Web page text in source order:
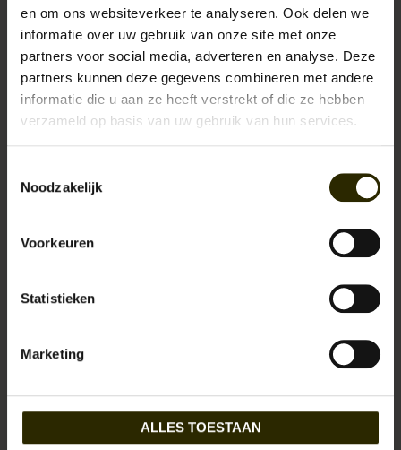
en om ons websiteverkeer te analyseren. Ook delen we
informatie over uw gebruik van onze site met onze
partners voor social media, adverteren en analyse. Deze
partners kunnen deze gegevens combineren met andere
informatie die u aan ze heeft verstrekt of die ze hebben
verzameld op basis van uw gebruik van hun services.
Noodzakelijk
Voorkeuren
Statistieken
Marketing
ALLES TOESTAAN
Stijlvolle Vintage Herentassen voor het Herfst- en Winterseizoen
Herleef de Elegante Herenmode uit de Jaren 40: Klassieke Stukken
voor de Winter
Scoor jouw Peaky Blinders Halloween kostuum bij Urban Bozz